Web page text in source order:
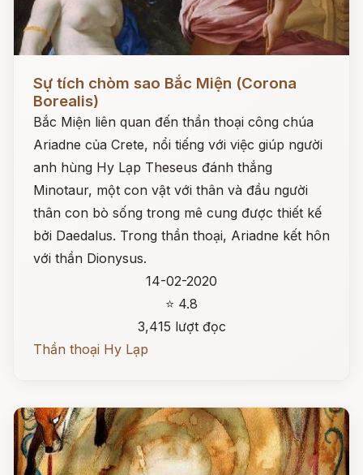
Sự tích chòm sao Bắc Miện (Corona
Borealis)
Bắc Miện liên quan đến thần thoại công chúa
Ariadne của Crete, nổi tiếng với việc giúp người
anh hùng Hy Lạp Theseus đánh thắng
Minotaur, một con vật với thân và đầu người
thân con bò sống trong mê cung được thiết kế
bởi Daedalus. Trong thần thoại, Ariadne kết hôn
với thần Dionysus.
14-02-2020
⭐ 4.8
3,415 lượt đọc
Thần thoại Hy Lạp